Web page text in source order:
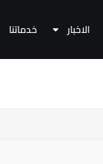
الاخبار خدماتنا